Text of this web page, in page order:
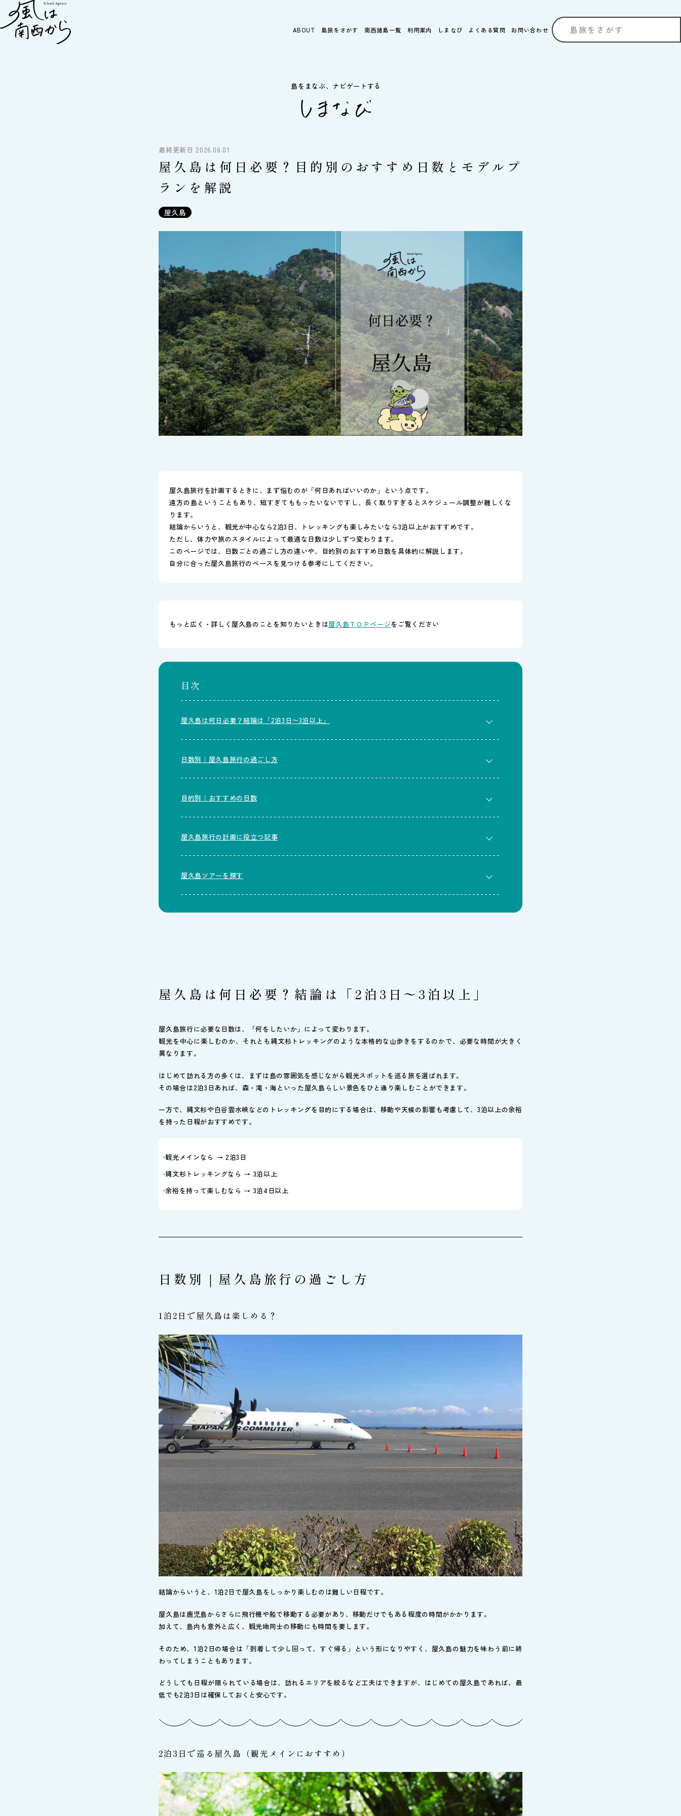
ABOUT 島旅をさがす 南西諸島一覧 利用案内 しまなび よくある質問 お問い合わせ
島をまなぶ、ナビゲートする
最終更新日 2026.06.01
屋久島は何日必要？目的別のおすすめ日数とモデルプ
ランを解説
屋久島
屋久島旅行を計画するときに、まず悩むのが「何日あればいいのか」という点です。
遠方の島ということもあり、短すぎてももったいないですし、長く取りすぎるとスケジュール調整が難しくな
ります。
結論からいうと、観光が中心なら2泊3日、トレッキングも楽しみたいなら3泊以上がおすすめです。
ただし、体力や旅のスタイルによって最適な日数は少しずつ変わります。
このページでは、日数ごとの過ごし方の違いや、目的別のおすすめ日数を具体的に解説します。
自分に合った屋久島旅行のペースを見つける参考にしてください。
もっと広く・詳しく屋久島のことを知りたいときは屋久島ＴＯＰページをご覧ください
目次
屋久島は何日必要？結論は「2泊3日〜3泊以上」
日数別｜屋久島旅行の過ごし方
目的別｜おすすめの日数
屋久島旅行の計画に役立つ記事
屋久島ツアーを探す
屋久島は何日必要？結論は「2泊3日〜3泊以上」
屋久島旅行に必要な日数は、「何をしたいか」によって変わります。
観光を中心に楽しむのか、それとも縄文杉トレッキングのような本格的な山歩きをするのかで、必要な時間が大きく
異なります。
はじめて訪れる方の多くは、まずは島の雰囲気を感じながら観光スポットを巡る旅を選ばれます。
その場合は2泊3日あれば、森・滝・海といった屋久島らしい景色をひと通り楽しむことができます。
一方で、縄文杉や白谷雲水峡などのトレッキングを目的にする場合は、移動や天候の影響も考慮して、3泊以上の余裕
を持った日程がおすすめです。
観光メインなら → 2泊3日
縄文杉トレッキングなら → 3泊以上
余裕を持って楽しむなら → 3泊4日以上
日数別｜屋久島旅行の過ごし方
1泊2日で屋久島は楽しめる？
結論からいうと、1泊2日で屋久島をしっかり楽しむのは難しい日程です。
屋久島は鹿児島からさらに飛行機や船で移動する必要があり、移動だけでもある程度の時間がかかります。
加えて、島内も意外と広く、観光地同士の移動にも時間を要します。
そのため、1泊2日の場合は「到着して少し回って、すぐ帰る」という形になりやすく、屋久島の魅力を味わう前に終
わってしまうこともあります。
どうしても日程が限られている場合は、訪れるエリアを絞るなど工夫はできますが、はじめての屋久島であれば、最
低でも2泊3日は確保しておくと安心です。
2泊3日で巡る屋久島（観光メインにおすすめ）